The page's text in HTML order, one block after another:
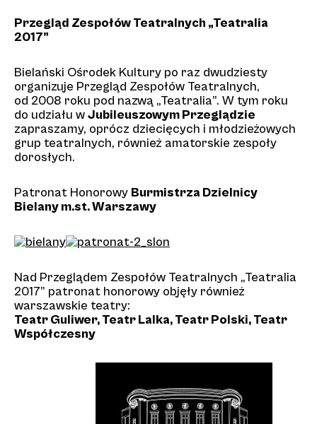
Przegląd Zespołów Teatralnych „Teatralia
2017”
Bielański Ośrodek Kultury po raz dwudziesty
organizuje Przegląd Zespołów Teatralnych,
od 2008 roku pod nazwą „Teatralia”. W tym roku
do udziału wJubileuszowym Przeglądzie
zapraszamy, oprócz dziecięcych i młodzieżowych
grup teatralnych, również amatorskie zespoły
dorosłych.
Patronat Honorowy Burmistrza Dzielnicy
Bielany m.st. Warszawy
Nad Przeglądem Zespołów Teatralnych „Teatralia
2017” patronat honorowy objęły również
warszawskie teatry:
Teatr Guliwer, Teatr Lalka, Teatr Polski, Teatr
Współczesny